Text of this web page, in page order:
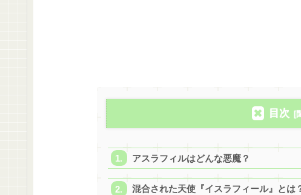
目次
アスラフィルはどんな悪魔？
混合された天使『イスラフィール』とは